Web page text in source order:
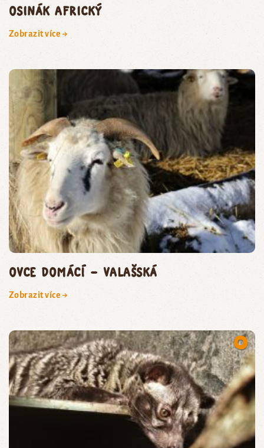
osinák africký
Zobrazit více →
ovce domácí – valašská
Zobrazit více →